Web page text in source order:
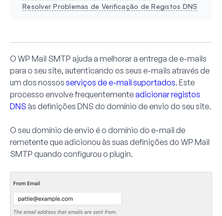
Resolver Problemas de Verificação de Registos DNS
O WP Mail SMTP ajuda a melhorar a entrega de e-mails
para o seu site, autenticando os seus e-mails através de
um dos nossos serviços de e-mail suportados. Este
processo envolve frequentementeadicionar registos
DNS às definições DNS do domínio de envio do seu site.
O seu domínio de envio é o domínio do e-mail de
remetente que adicionou às suas definições do WP Mail
SMTP quando configurou o plugin.